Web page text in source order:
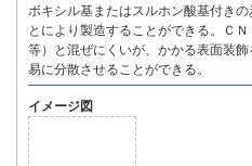
ボキシル基またはスルホン酸基付き
とにより製造することができる。Ｃ
等）と混ぜにくいが、かかる表面装
易に分散させることができる。
イメージ図